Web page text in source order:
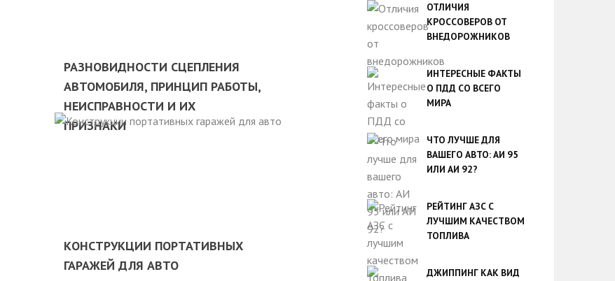
РАЗНОВИДНОСТИ СЦЕПЛЕНИЯ
АВТОМОБИЛЯ, ПРИНЦИП РАБОТЫ,
НЕИСПРАВНОСТИ И ИХ
ПРИЗНАКИ
КОНСТРУКЦИИ ПОРТАТИВНЫХ
ГАРАЖЕЙ ДЛЯ АВТО
ОТЛИЧИЯ
КРОССОВЕРОВ ОТ
ВНЕДОРОЖНИКОВ
ИНТЕРЕСНЫЕ ФАКТЫ
О ПДД СО ВСЕГО
МИРА
ЧТО ЛУЧШЕ ДЛЯ
ВАШЕГО АВТО: АИ 95
ИЛИ АИ 92?
РЕЙТИНГ АЗС С
ЛУЧШИМ КАЧЕСТВОМ
ТОПЛИВА
ДЖИППИНГ КАК ВИД